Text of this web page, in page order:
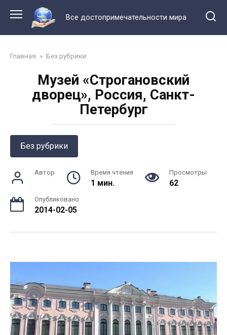
контенту
Все достопримечательности мира
Главная » Без рубрики
Музей «Строгановский
дворец», Россия, Санкт-
Петербург
Без рубрики
Автор Время чтения
1 мин.
Просмотры
62
Опубликовано
2014-02-05